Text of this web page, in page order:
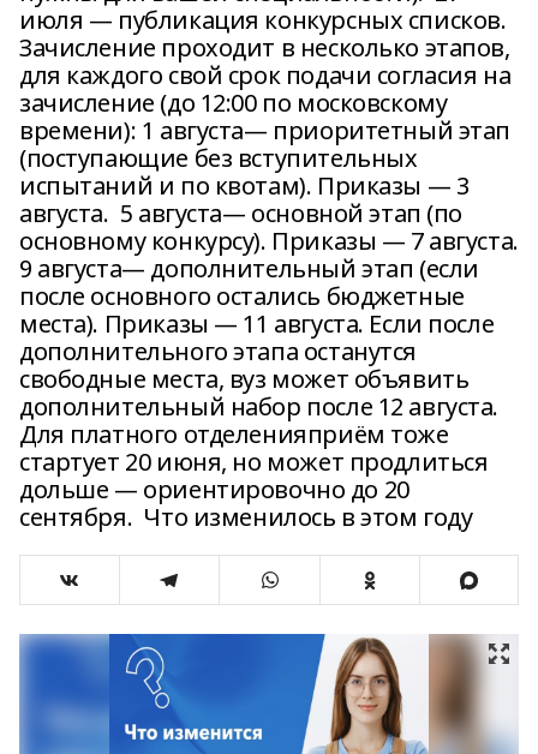
июля — публикация конкурсных списков.
Зачисление проходит в несколько этапов,
для каждого свой срок подачи согласия на
зачисление (до 12:00 по московскому
времени): 1 августа— приоритетный этап
(поступающие без вступительных
испытаний и по квотам). Приказы — 3
августа. 5 августа— основной этап (по
основному конкурсу). Приказы — 7 августа.
9 августа— дополнительный этап (если
после основного остались бюджетные
места). Приказы — 11 августа. Если после
дополнительного этапа останутся
свободные места, вуз может объявить
дополнительный набор после 12 августа.
Для платного отделенияприём тоже
стартует 20 июня, но может продлиться
дольше — ориентировочно до 20
сентября. Что изменилось в этом году